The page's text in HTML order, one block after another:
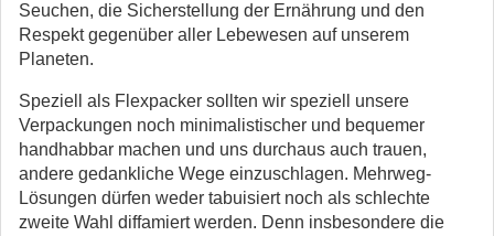
Seuchen, die Sicherstellung der Ernährung und den
Respekt gegenüber aller Lebewesen auf unserem
Planeten.
Speziell als Flexpacker sollten wir speziell unsere
Verpackungen noch minimalistischer und bequemer
handhabbar machen und uns durchaus auch trauen,
andere gedankliche Wege einzuschlagen. Mehrweg-
Lösungen dürfen weder tabuisiert noch als schlechte
zweite Wahl diffamiert werden. Denn insbesondere die